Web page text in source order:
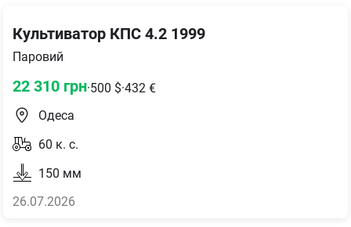
Культиватор КПС 4.2 1999
Паровий
22 310 грн·500 $·432 €
Одеса
60 к. с.
150 мм
26.07.2026